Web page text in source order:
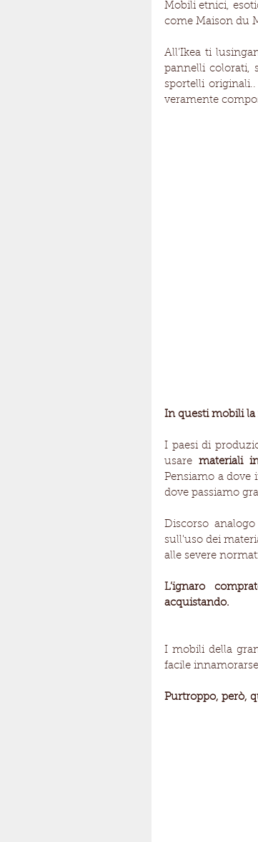
Mobili etnici,
come Maison du
All’Ikea ti
pannelli colorati,
sportelli
veramente
In questi mobili la
I paesi di
usare materiali
Pensiamo a dove
dove passiamo
Discorso
sull'uso dei
alle severe
L’ignaro
acquistando.
I mobili della
facile
Purtroppo, però,